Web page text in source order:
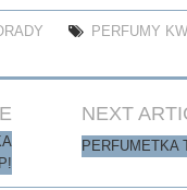
PERFUMY
NEXT
PERFUMETKA